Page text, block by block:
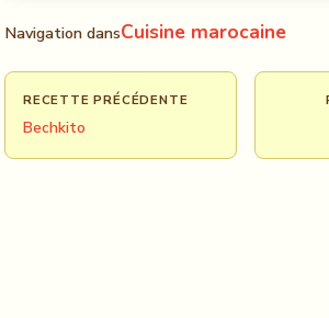
Navigation dansCuisine marocaine
RECETTE PRÉCÉDENTE
Bechkito